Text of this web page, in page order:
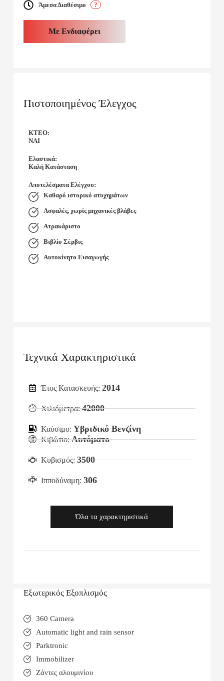
Άμεσα Διαθέσιμο
?
Με Ενδιαφέρει
Πιστοποιημένος Έλεγχος
KTEO:
ΝΑΙ
Ελαστικά:
Καλή Κατάσταση
Αποτελέσματα Ελέγχου:
Καθαρό ιστορικό ατυχημάτων
Ασφαλές, χωρίς μηχανικές βλάβες
Ατρακάριστο
Βιβλίο Σέρβις
Αυτοκίνητο Εισαγωγής
Τεχνικά Χαρακτηριστικά
Έτος Κατασκευής:2014
Χιλιόμετρα:42000
Καύσιμο: Υβριδικό Βενζίνη
Κιβώτιο:Αυτόματο
Κυβισμός:3500
Ιπποδύναμη: 306
Όλα τα χαρακτηριστικά
Εξωτερικός Εξοπλισμός
360 Camera
Automatic light and rain sensor
Parktronic
Immobilizer
Ζάντες αλουμινίου